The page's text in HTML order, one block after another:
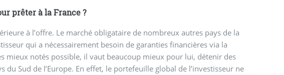
prêter à la France ?
à l’offre. Le marché obligataire de nombreux autres pays de la
qui a nécessairement besoin de garanties financières via la
mieux notés possible, il vaut beaucoup mieux pour lui, détenir des
du Sud de l’Europe. En effet, le portefeuille global de l’investisseur ne